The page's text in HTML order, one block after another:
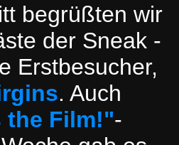
begrüßten wir
der Sneak -
Erstbesucher,
. Auch
the Film!"-